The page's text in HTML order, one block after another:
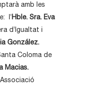
amb les
l’Hble. Sra. Eva
d’Igualtat i
González.
Coloma de
Macias.